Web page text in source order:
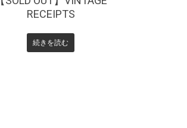
RECEIPTS
続きを読む